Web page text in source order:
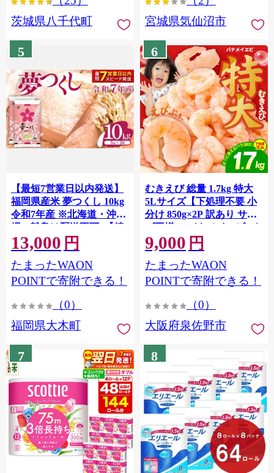
茨城県八千代町
宮城県気仙沼市
5
【最短7営業日以内発送】
福岡県産米 夢つくし 10kg
令和7年産 ※北海道・沖
縄・離島は配送不可 |【精
米 単一米 単一原料米 7年
産 国産 お米 ブランド米
5kg × 2 ゆめつくし】
CY009_01
13,000 円
たまったWAON
POINTで寄附できる！
（0）
福岡県大木町
6
むきえび 総量 1.7kg 特大
5Lサイズ【下処理不要 小
分け 850g×2P 訳あり サイ
ズ不揃い バナメイエビ バ
ラ凍結】 G4142
9,000 円
たまったWAON
POINTで寄附できる！
（0）
大阪府泉佐野市
7 8